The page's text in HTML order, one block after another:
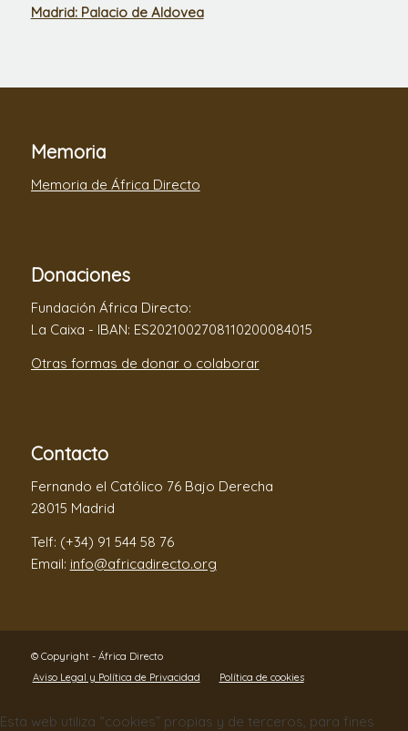
Madrid: Palacio de Aldovea
Memoria
Memoria de África Directo
Donaciones
Fundación África Directo:
La Caixa - IBAN: ES2021002708110200084015
Otras formas de donar o colaborar
Contacto
Fernando el Católico 76 Bajo Derecha
28015 Madrid
Telf: (+34) 91 544 58 76
Email: info@africadirecto.org
© Copyright - África Directo
Aviso Legal y Política de Privacidad
Política de cookies
Esta web utiliza “cookies” propias y de terceros, para fines